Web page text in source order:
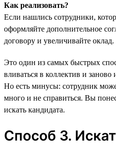
Как реализовать?
Если нашлись сотрудники,
оформляйте дополнительное
договору и увеличивайте оклад.
Это один из самых быстрых
вливаться в коллектив и заново
Но есть минусы: сотрудник
много и не справиться. Вы
искать кандидата.
Способ 3.